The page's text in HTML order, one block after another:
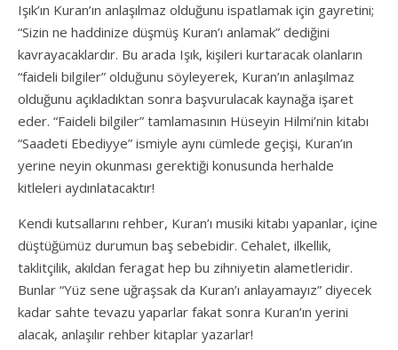
Işık’ın Kuran’ın anlaşılmaz olduğunu ispatlamak için gayretini;
“Sizin ne haddinize düşmüş Kuran’ı anlamak” dediğini
kavrayacaklardır. Bu arada Işık, kişileri kurtaracak olanların
“faideli bilgiler” olduğunu söyleyerek, Kuran’ın anlaşılmaz
olduğunu açıkladıktan sonra başvurulacak kaynağa işaret
eder. “Faideli bilgiler” tamlamasının Hüseyin Hilmi’nin kitabı
“Saadeti Ebediyye” ismiyle aynı cümlede geçişi, Kuran’ın
yerine neyin okunması gerektiği konusunda herhalde
kitleleri aydınlatacaktır!
Kendi kutsallarını rehber, Kuran’ı musiki kitabı yapanlar, içine
düştüğümüz durumun baş sebebidir. Cehalet, ilkellik,
taklitçilik, akıldan feragat hep bu zihniyetin alametleridir.
Bunlar “Yüz sene uğraşsak da Kuran’ı anlayamayız” diyecek
kadar sahte tevazu yaparlar fakat sonra Kuran’ın yerini
alacak, anlaşılır rehber kitaplar yazarlar!